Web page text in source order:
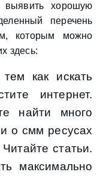
выявить хорошую
перечень
которым можно
здесь:
как искать
интернет.
найти много
о смм ресусах
статьи.
максимально